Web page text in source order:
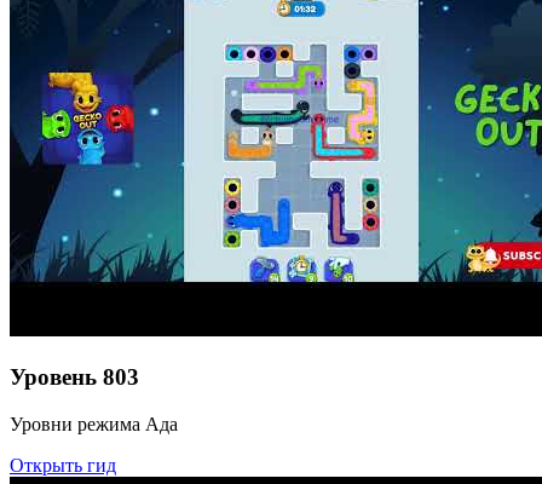
Уровень 803
Уровни режима Ада
Открыть гид